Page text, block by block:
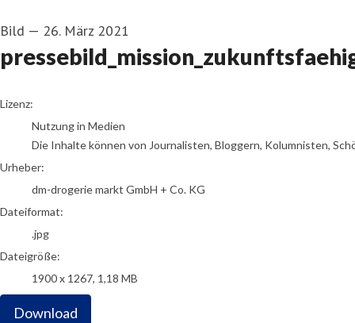
Bild — 26. März 2021
dm-drogerie markt GmbH + Co. KG
Lizenz:
Nutzung in Medien
Die Inhalte können von Journalisten, Bloggern, Kolumnisten,
Urheber:
dm-drogerie markt GmbH + Co. KG
Dateiformat:
.jpg
Dateigröße:
1900 x 1267, 1,18 MB
Download